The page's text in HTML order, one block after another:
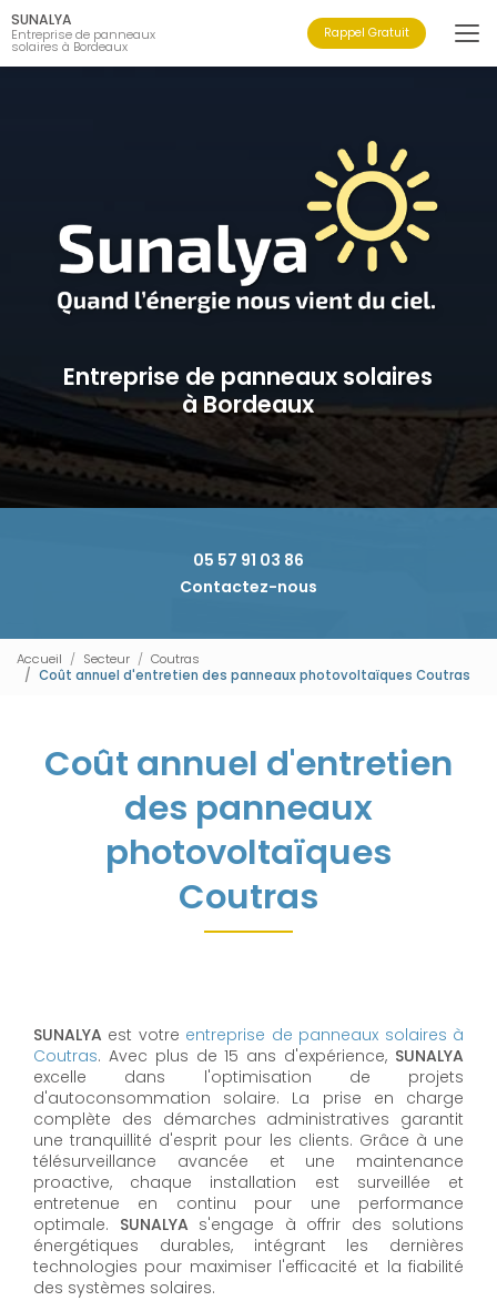
Aller
au
contenu
principal
SUNALYA
Entreprise de panneaux
solaires à Bordeaux
Rappel Gratuit
Entreprise de panneaux solaires
à Bordeaux
05 57 91 03 86
Contactez-nous
Accueil Secteur
Coutras
Coût annuel d'entretien des panneaux photovoltaïques Coutras
Coût annuel d'entretien
des panneaux
photovoltaïques
Coutras
SUNALYA est votre entreprise de panneaux solaires à
Coutras. Avec plus de 15 ans d'expérience, SUNALYA
excelle dans l'optimisation de projets
d'autoconsommation solaire. La prise en charge
complète des démarches administratives garantit
une tranquillité d'esprit pour les clients. Grâce à une
télésurveillance avancée et une maintenance
proactive, chaque installation est surveillée et
entretenue en continu pour une performance
optimale. SUNALYA s'engage à offrir des solutions
énergétiques durables, intégrant les dernières
technologies pour maximiser l'efficacité et la fiabilité
des systèmes solaires.